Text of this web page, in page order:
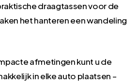
draagtassen voor de
het hanteren een wandeling
afmetingen kunt u de
in elke auto plaatsen –